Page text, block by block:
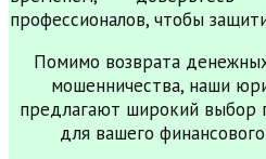
профессионалов, чтобы
Помимо возврата
мошенничества, наши
предлагают широкий выбор
для вашего